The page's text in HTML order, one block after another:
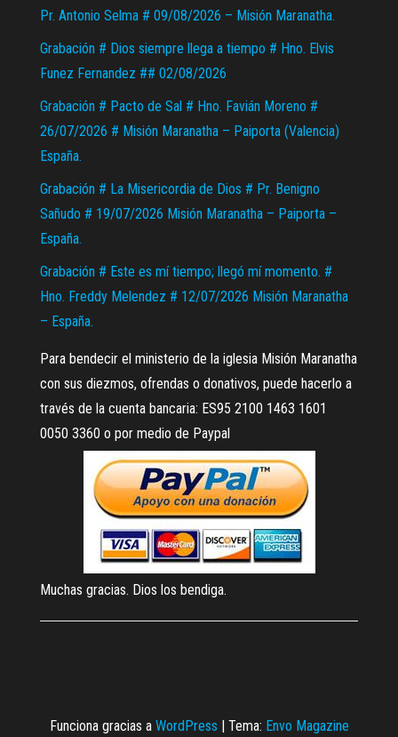
Pr. Antonio Selma # 09/08/2026 – Misión Maranatha.
Grabación # Dios siempre llega a tiempo # Hno. Elvis
Funez Fernandez ## 02/08/2026
Grabación # Pacto de Sal # Hno. Favián Moreno #
26/07/2026 # Misión Maranatha – Paiporta (Valencia)
España.
Grabación # La Misericordia de Dios # Pr. Benigno
Sañudo # 19/07/2026 Misión Maranatha – Paiporta –
España.
Grabación # Este es mí tiempo; llegó mí momento. #
Hno. Freddy Melendez # 12/07/2026 Misión Maranatha
– España.
Para bendecir el ministerio de la iglesia Misión Maranatha
con sus diezmos, ofrendas o donativos, puede hacerlo a
través de la cuenta bancaria: ES95 2100 1463 1601
0050 3360 o por medio de Paypal
Muchas gracias. Dios los bendiga.
Funciona gracias a WordPress | Tema: Envo Magazine